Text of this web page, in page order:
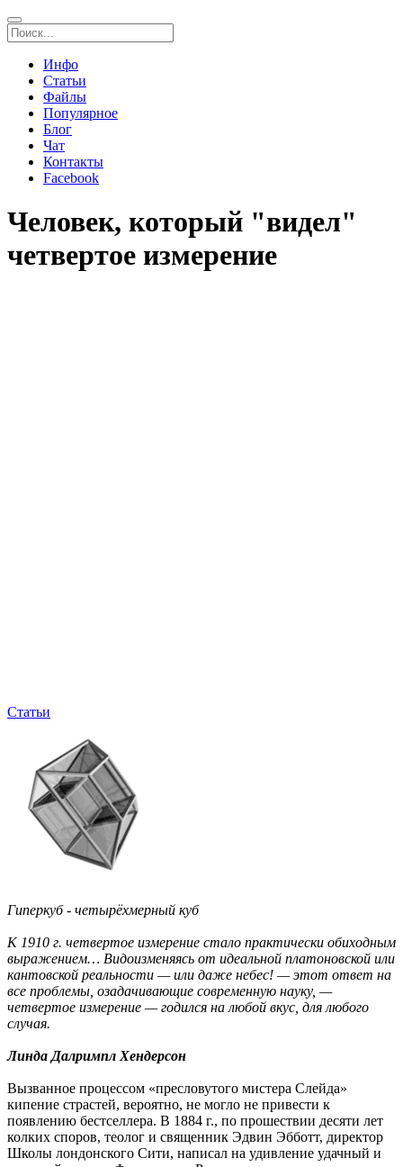
Инфо
Статьи
Файлы
Популярное
Блог
Чат
Контакты
Facebook
Человек, который "видел"
четвертое измерение
Статьи
Гиперкуб - четырёхмерный куб
К 1910 г. четвертое измерение стало практически обиходным
выражением… Видоизменяясь от идеальной платоновской или
кантовской реальности — или даже небес! — этот ответ на
все проблемы, озадачивающие современную науку, —
четвертое измерение — годился на любой вкус, для любого
случая.
Линда Далримпл Хендерсон
Вызванное процессом «пресловутого мистера Слейда»
кипение страстей, вероятно, не могло не привести к
появлению бестселлера. В 1884 г., по прошествии десяти лет
колких споров, теолог и священник Эдвин Эбботт, директор
Школы лондонского Сити, написал на удивление удачный и